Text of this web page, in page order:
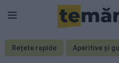
Rețete rapide Aperitive și